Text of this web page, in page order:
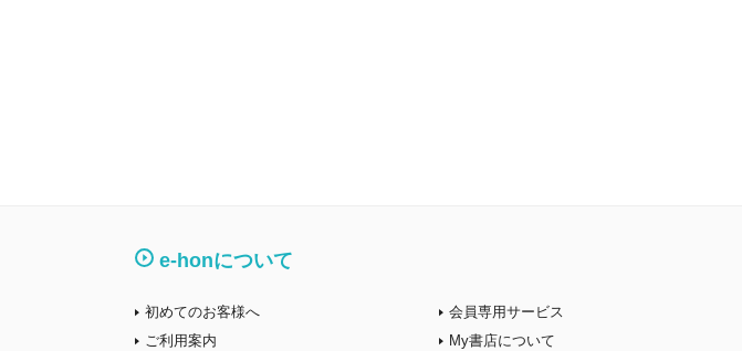
e-honについて
初めてのお客様へ
ご利用案内
会員専用サービス
My書店について